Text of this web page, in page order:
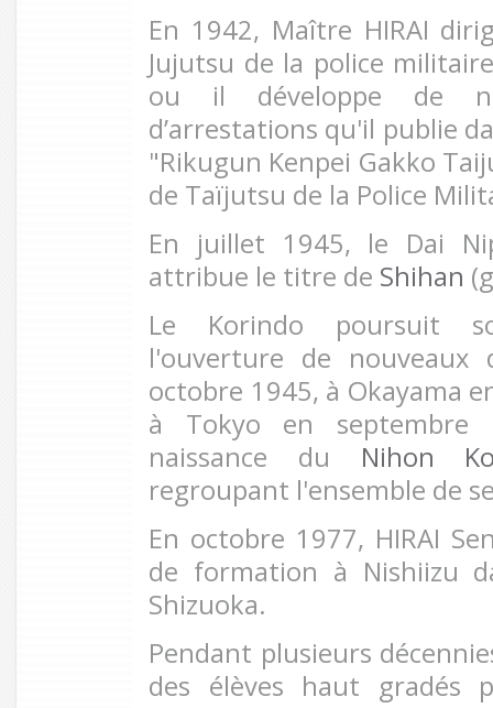
En 1942, Maître HIRAI
Jujutsu de la police
ou il développe de
d’arrestations qu'il publie
"Rikugun Kenpei Gakko
de Taïjutsu de la Police
En juillet 1945, le Dai
attribue le titre de Shihan
Le Korindo poursuit
l'ouverture de nouveaux
octobre 1945, à Okayama
à Tokyo en
naissance du Nihon
regroupant l'ensemble de
En octobre 1977, HIRAI
de formation à Nishiizu
Shizuoka.
Pendant plusieurs
des élèves haut gradés